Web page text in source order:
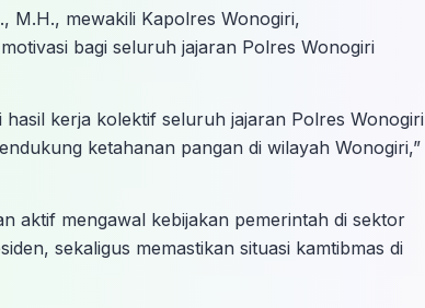
M.H., mewakili Kapolres Wonogiri,
bagi seluruh jajaran Polres Wonogiri
kerja kolektif seluruh jajaran Polres Wonogiri
ketahanan pangan di wilayah Wonogiri,”
aktif mengawal kebijakan pemerintah di sektor
sekaligus memastikan situasi kamtibmas di